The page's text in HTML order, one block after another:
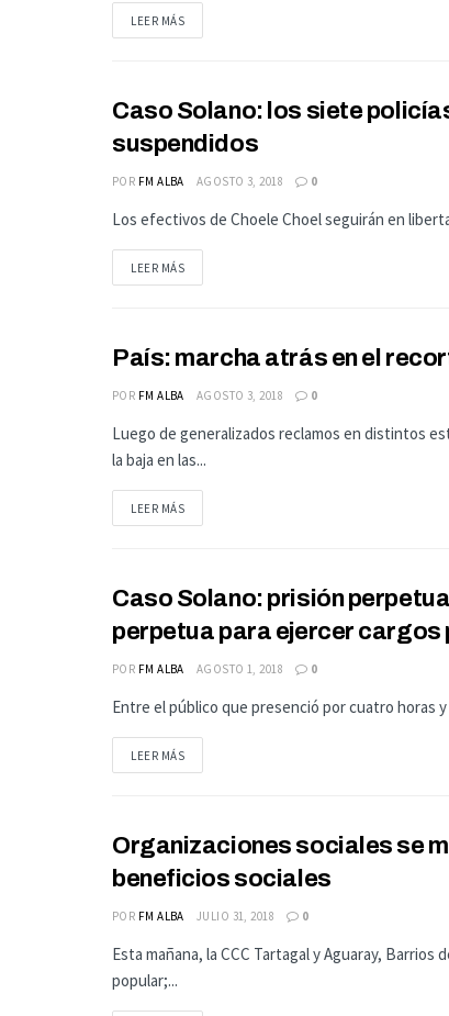
LEER MÁS
ACTUALIDAD
Caso Solano: los siete
suspendidos
POR FM ALBA AGOSTO 3, 2018 0
Los efectivos de Choele Choel seguirán en
LEER MÁS
ACTUALIDAD
País: marcha atrás en el
POR FM ALBA AGOSTO 3, 2018 0
Luego de generalizados reclamos en distintos
la baja en las...
LEER MÁS
JUDICIALES
Caso Solano: prisión
perpetua para ejercer cargos
POR FM ALBA AGOSTO 1, 2018 0
Entre el público que presenció por cuatro horas
LEER MÁS
ECONOMIA
Organizaciones sociales se
beneficios sociales
POR FM ALBA JULIO 31, 2018 0
Esta mañana, la CCC Tartagal y Aguaray,
popular;...